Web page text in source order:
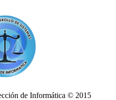
de Informática © 2015